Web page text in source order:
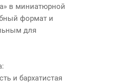
в миниатюрной
формат и
для
и бархатистая